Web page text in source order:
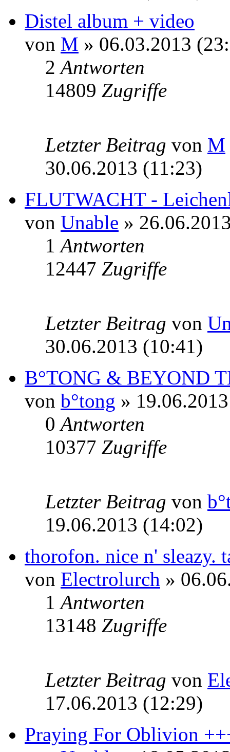
Distel album + video
von M » 06.03.2013
2Antworten
14809 Zugriffe
Letzter Beitrag von M
30.06.2013 (11:23)
FLUTWACHT -
von Unable »
1Antworten
12447 Zugriffe
Letzter Beitrag von
30.06.2013 (10:41)
B°TONG & BEYOND
von b°tong »
0Antworten
10377 Zugriffe
Letzter Beitrag von
19.06.2013 (14:02)
thorofon. nice n' sleazy.
von Electrolurch »
1Antworten
13148 Zugriffe
Letzter Beitrag von
17.06.2013 (12:29)
Praying For Oblivion